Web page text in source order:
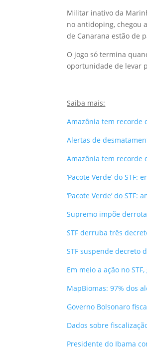
Militar inativo da
no antidoping, chegou
de Canarana estão de
O jogo só termina
oportunidade de levar
Saiba mais:
Amazônia tem recorde
Alertas de
Amazônia tem recorde
‘Pacote Verde’ do
‘Pacote Verde’ do
Supremo impõe
STF derruba três
STF suspende decreto
Em meio a ação no
MapBiomas: 97% dos
Governo Bolsonaro
Dados sobre
Presidente do Ibama